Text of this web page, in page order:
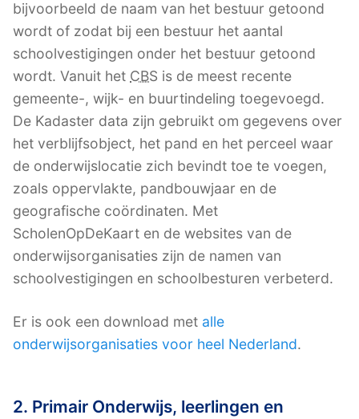
bijvoorbeeld de naam van het bestuur getoond
wordt of zodat bij een bestuur het aantal
schoolvestigingen onder het bestuur getoond
wordt. Vanuit het CBS is de meest recente
gemeente-, wijk- en buurtindeling toegevoegd.
De Kadaster data zijn gebruikt om gegevens over
het verblijfsobject, het pand en het perceel waar
de onderwijslocatie zich bevindt toe te voegen,
zoals oppervlakte, pandbouwjaar en de
geografische coördinaten. Met
ScholenOpDeKaart en de websites van de
onderwijsorganisaties zijn de namen van
schoolvestigingen en schoolbesturen verbeterd.
Er is ook een download met alle
onderwijsorganisaties voor heel Nederland.
2. Primair Onderwijs, leerlingen en